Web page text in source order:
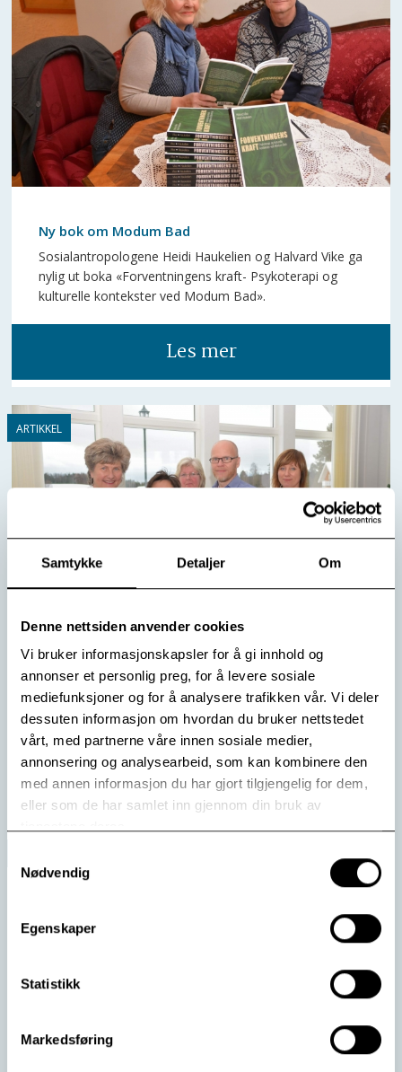
Samtykke Detaljer Om
Denne nettsiden anvender cookies
Vi bruker informasjonskapsler for å gi innhold og
annonser et personlig preg, for å levere sosiale
mediefunksjoner og for å analysere trafikken vår. Vi deler
dessuten informasjon om hvordan du bruker nettstedet
vårt, med partnerne våre innen sosiale medier,
annonsering og analysearbeid, som kan kombinere den
med annen informasjon du har gjort tilgjengelig for dem,
eller som de har samlet inn gjennom din bruk av
Nødvendig
Egenskaper
Statistikk
Markedsføring
Ny bok om Modum Bad
Sosialantropologene Heidi Haukelien og Halvard Vike ga
nylig ut boka «Forventningens kraft- Psykoterapi og
kulturelle kontekster ved Modum Bad».
Les mer
Fortsatt PREP for Forsvaret
Modum Bad og Viken Senter fortsetter som leverandør
av PREP samlivskurs for Forsvaret.
Les mer